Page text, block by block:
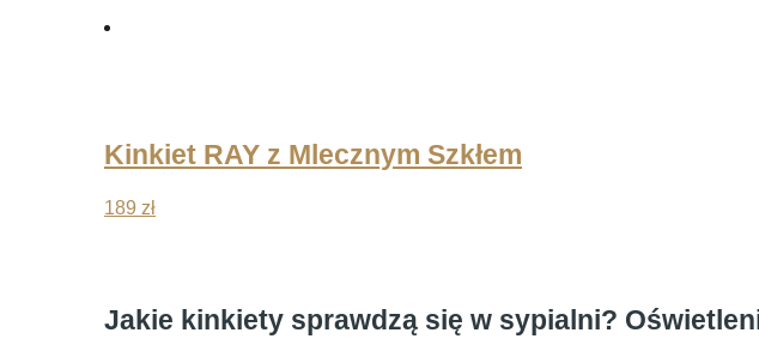
Kinkiet RAY z Mlecznym Szkłem
189 zł
Jakie kinkiety sprawdzą się w sypialni?